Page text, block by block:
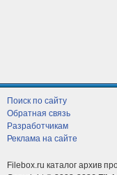
Поиск по сайту
Обратная связь
Разработчикам
Реклама на сайте
Filebox.ru каталог архив